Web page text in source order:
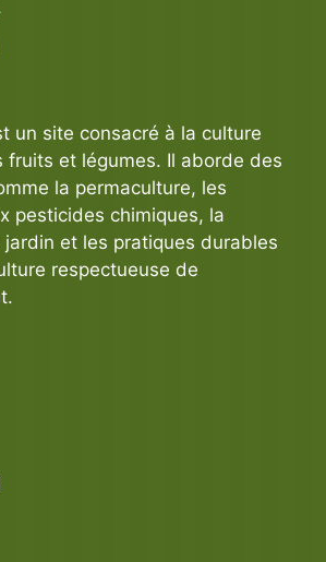
un site consacré à la culture
fruits et légumes. Il aborde des
la permaculture, les
pesticides chimiques, la
et les pratiques durables
respectueuse de